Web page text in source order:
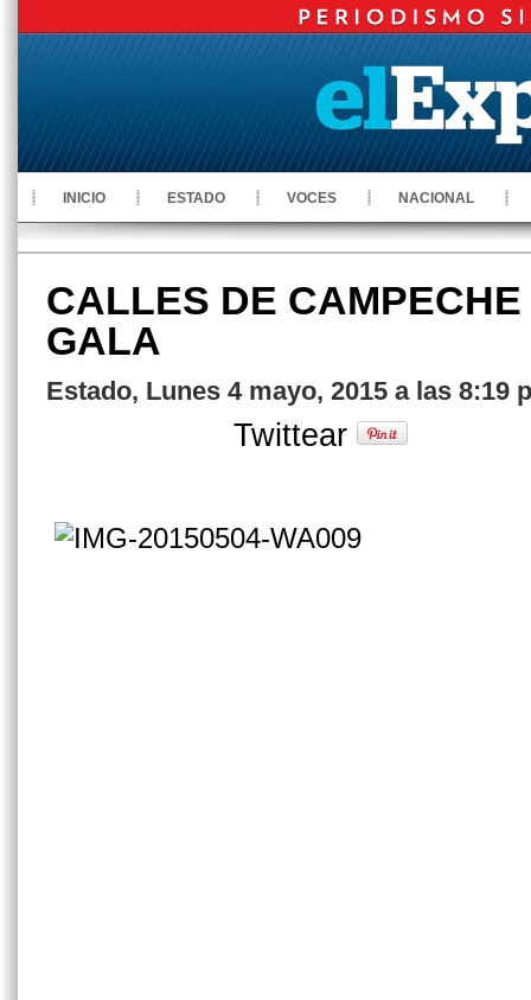
INICIO ESTADO VOCES NACIONAL
CALLES DE
GALA
Estado, Lunes 4 mayo, 2015 a las 8:19
Twittear